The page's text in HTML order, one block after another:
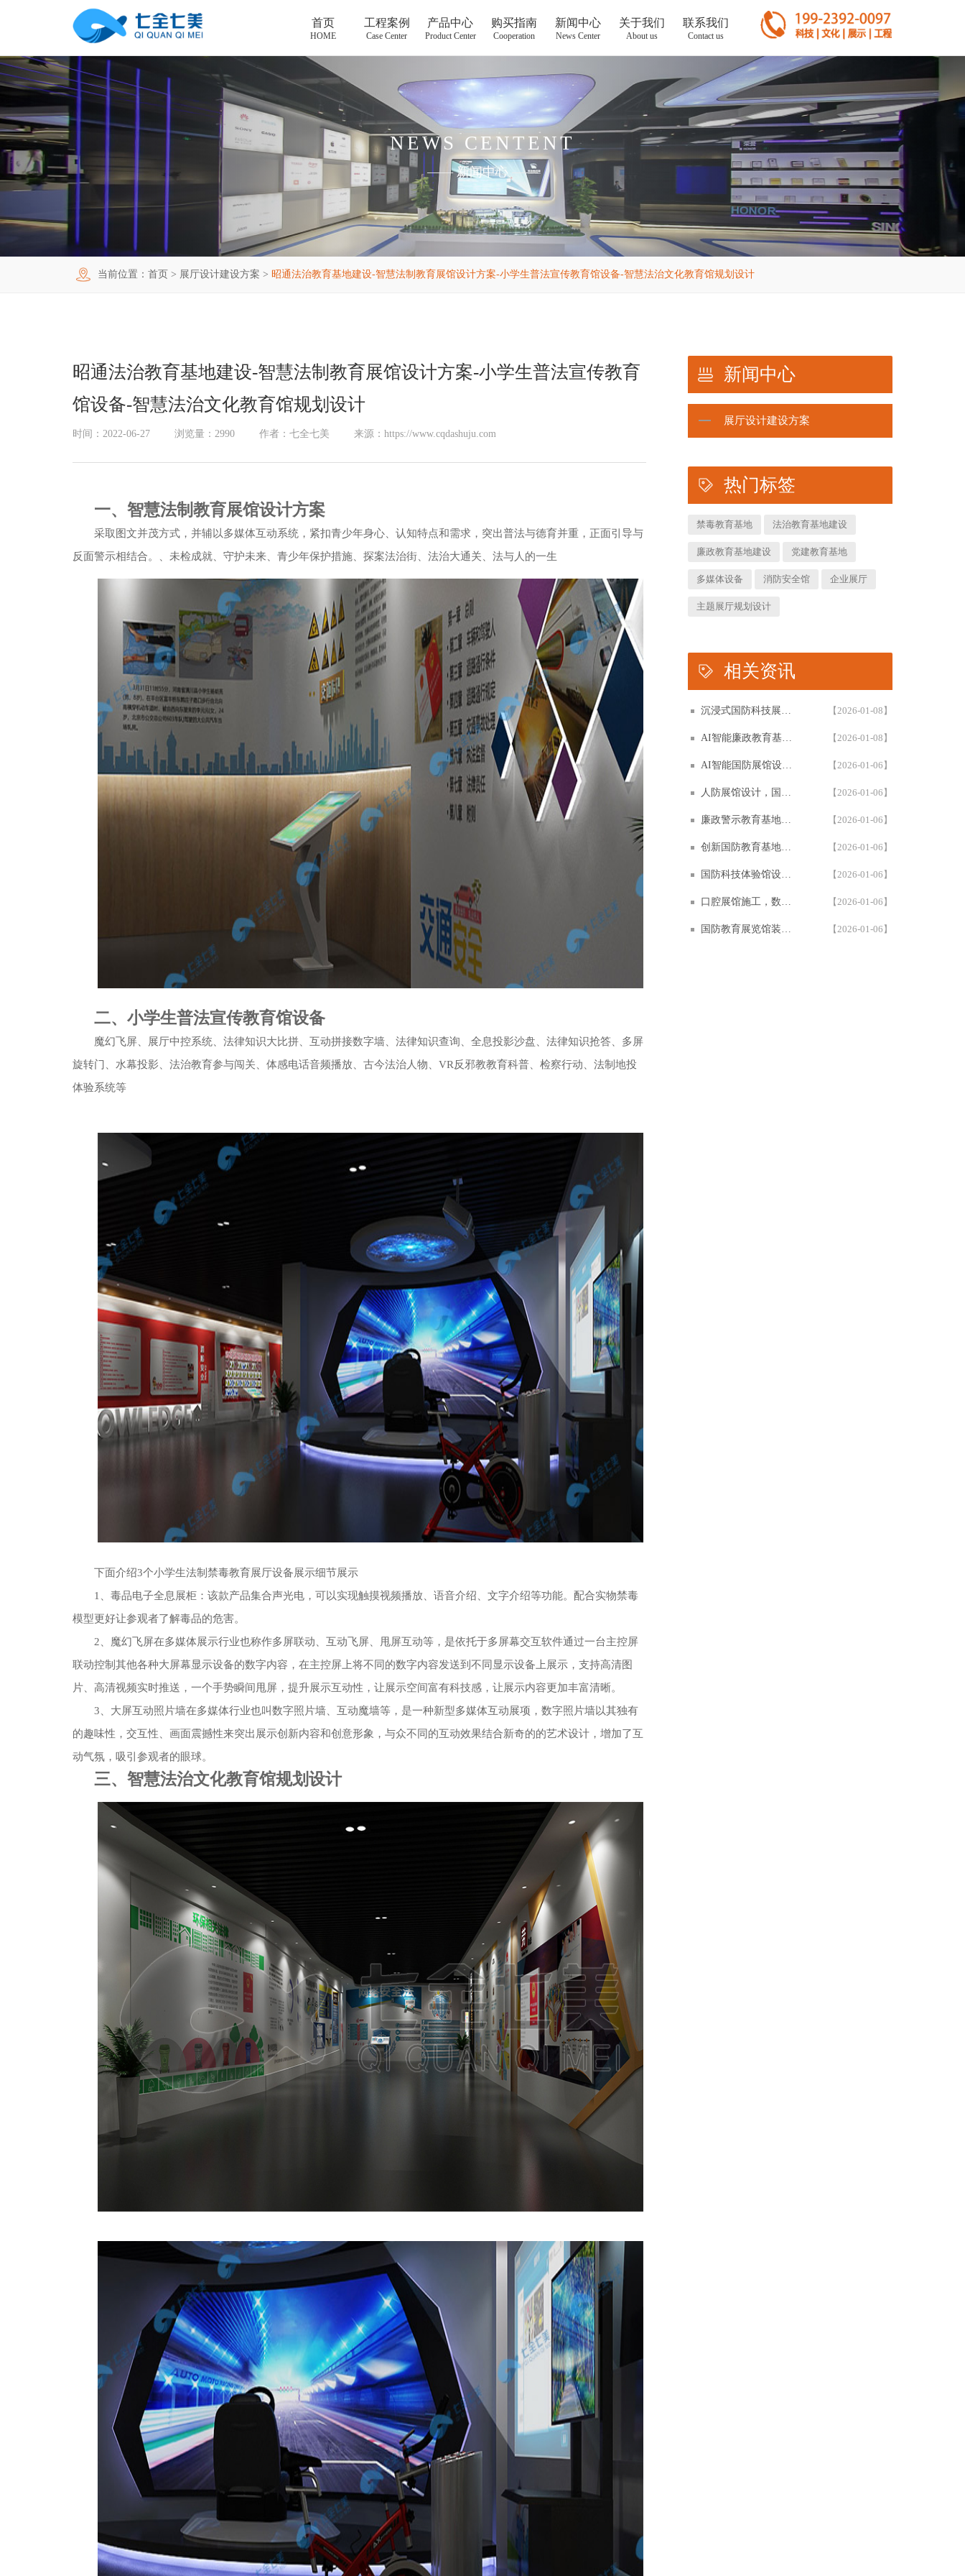
首页
HOME
工程案例
Case Center
产品中心
Product Center
购买指南
Cooperation
新闻中心
News Center
关于我们
About us
联系我们
Contact us
首页
法制教育基地
廉洁廉政展厅
党性教育基地
其他主题展厅
产品中心
法制教育基地数字化设备
禁毒教育基地设备
智慧党建中心多媒体设备
购买指南
关于我们
企业简介
联系我们
NEWS CENTENT
—— 新闻中心 ——
当前位置： 首页 > 展厅设计建设方案 > 昭通法治教育基地建设-智慧法制教育展馆设计方案-小学生普法宣传教育馆设备-智慧法治文化教育馆规划设计
昭通法治教育基地建设-智慧法制教育展馆设计方案-小学生普法宣传教育
馆设备-智慧法治文化教育馆规划设计
时间：2022-06-27 浏览量：2990 作者：七全七美 来源：https://www.cqdashuju.com
一、智慧法制教育展馆设计方案
采取图文并茂方式，并辅以多媒体互动系统，紧扣青少年身心、认知特点和需求，突出普法与德育并重，正面引导与
反面警示相结合。、未检成就、守护未来、青少年保护措施、探案法治街、法治大通关、法与人的一生
二、小学生普法宣传教育馆设备
魔幻飞屏、展厅中控系统、法律知识大比拼、互动拼接数字墙、法律知识查询、全息投影沙盘、法律知识抢答、多屏
旋转门、水幕投影、法治教育参与闯关、体感电话音频播放、古今法治人物、VR反邪教教育科普、检察行动、法制地投
体验系统等
下面介绍3个小学生法制禁毒教育展厅设备展示细节展示
1、毒品电子全息展柜：该款产品集合声光电，可以实现触摸视频播放、语音介绍、文字介绍等功能。配合实物禁毒
模型更好让参观者了解毒品的危害。
2、魔幻飞屏在多媒体展示行业也称作多屏联动、互动飞屏、甩屏互动等，是依托于多屏幕交互软件通过一台主控屏
联动控制其他各种大屏幕显示设备的数字内容，在主控屏上将不同的数字内容发送到不同显示设备上展示，支持高清图
片、高清视频实时推送，一个手势瞬间甩屏，提升展示互动性，让展示空间富有科技感，让展示内容更加丰富清晰。
3、大屏互动照片墙在多媒体行业也叫数字照片墙、互动魔墙等，是一种新型多媒体互动展项，数字照片墙以其独有
的趣味性，交互性、画面震撼性来突出展示创新内容和创意形象，与众不同的互动效果结合新奇的的艺术设计，增加了互
动气氛，吸引参观者的眼球。
三、智慧法治文化教育馆规划设计
新闻中心
展厅设计建设方案
热门标签
禁毒教育基地 法治教育基地建设
廉政教育基地建设 党建教育基地
多媒体设备 消防安全馆 企业展厅
主题展厅规划设计
相关资讯
沉浸式国防科技展馆设计，民防教育体验馆多媒体互动解决方案，以设计施工一体化筑牢国防教育阵地根基 【2026-01-08】
AI智能廉政教育基地设计施工一体化，专业廉政展厅数字化解决方案，以高科技赋能廉政教育阵地创新建设 【2026-01-08】
AI智能国防展馆设计，多媒体互动展厅解决方案，以设计施工一体化筑牢国防教育阵地建设 【2026-01-06】
人防展馆设计，国防展厅多媒体互动解决方案，以设计施工一体化筑牢国防教育阵地 【2026-01-06】
廉政警示教育基地设计施工一体化，多媒体互动廉洁展厅解决方案，以智能科技赋能廉政教育阵地建设 【2026-01-06】
创新国防教育基地网上展馆，多媒体互动国防教育体验馆设计施工一体化，以数字化解决方案筑牢国防教育阵地建设 【2026-01-06】
国防科技体验馆设计施工一体化，多媒体互动国防教育展馆解决方案，以数字化体验赋能国防教育阵地建设 【2026-01-06】
口腔展馆施工，数字化口腔医学博物馆专业解决方案，以设计施工一体化助力口腔健康科普教育阵地建设 【2026-01-06】
国防教育展览馆装修设计，人防博物馆沉浸式解决方案，以设计施工一体化筑牢国防教育阵地根基 【2026-01-06】